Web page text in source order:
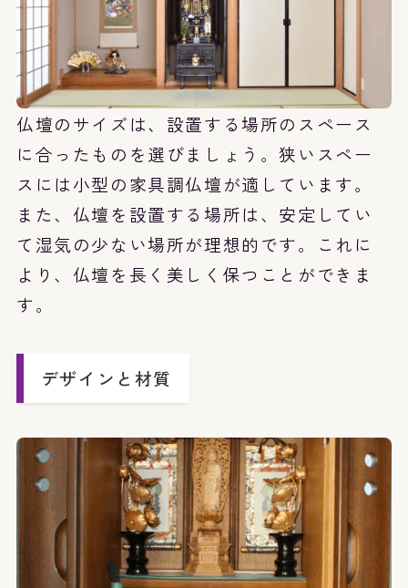
仏壇のサイズは、設置する場所のスペース
に合ったものを選びましょう。狭いスペー
スには小型の家具調仏壇が適しています。
また、仏壇を設置する場所は、安定してい
て湿気の少ない場所が理想的です。これに
より、仏壇を長く美しく保つことができま
す。
デザインと材質